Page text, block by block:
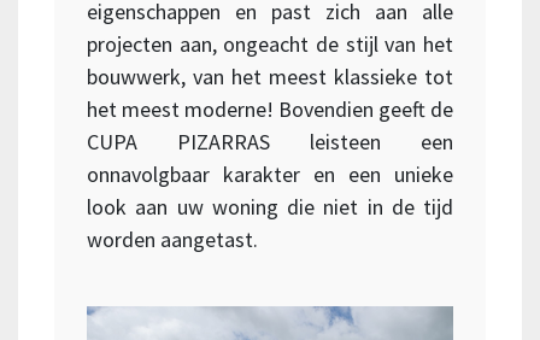
eigenschappen en past zich aan alle
projecten aan, ongeacht de stijl van het
bouwwerk, van het meest klassieke tot
het meest moderne! Bovendien geeft de
CUPA PIZARRAS leisteen een
onnavolgbaar karakter en een unieke
look aan uw woning die niet in de tijd
worden aangetast.